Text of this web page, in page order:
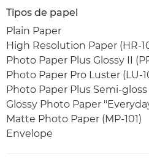
Tipos de papel
Plain Paper
High Resolution Paper (HR-
Photo Paper Plus Glossy II
Photo Paper Pro Luster (LU-
Photo Paper Plus Semi-gloss
Glossy Photo Paper
Matte Photo Paper (MP-101)
Envelope